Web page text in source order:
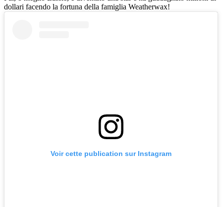
dollari facendo la fortuna della famiglia Weatherwax!
Voir cette publication sur Instagram